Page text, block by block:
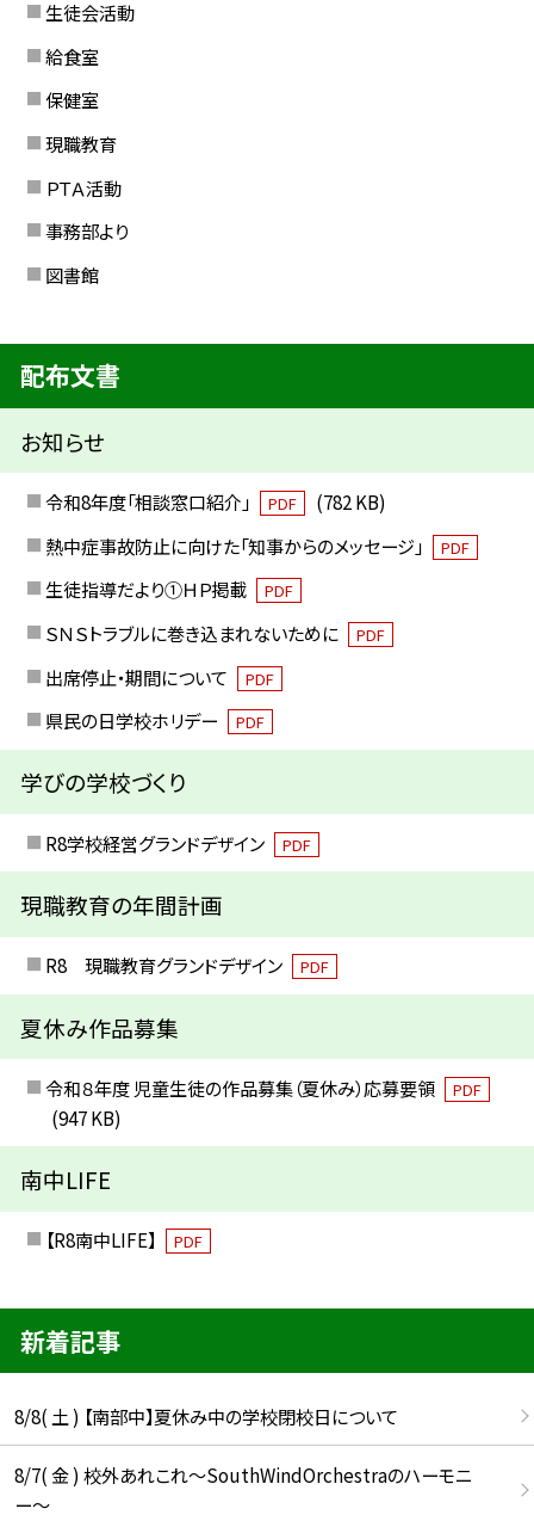
生徒会活動
給食室
保健室
現職教育
ＰＴＡ活動
事務部より
図書館
配布文書
お知らせ
令和8年度「相談窓口紹介」 PDF
(782 KB)
熱中症事故防止に向けた「知事からのメッセージ」
PDF
生徒指導だより①ＨＰ掲載 PDF
ＳＮＳトラブルに巻き込まれないために PDF
出席停止・期間について PDF
県民の日学校ホリデー PDF
学びの学校づくり
R8学校経営グランドデザイン PDF
現職教育の年間計画
R8 現職教育グランドデザイン PDF
夏休み作品募集
令和８年度 児童生徒の作品募集（夏休み）応募要領 PDF
(947 KB)
南中LIFE
【R8南中LIFE】 PDF
新着記事
8/8( 土 ) 【南部中】夏休み中の学校閉校日について
8/7( 金 ) 校外あれこれ〜SouthWindOrchestraのハーモニ
ー〜